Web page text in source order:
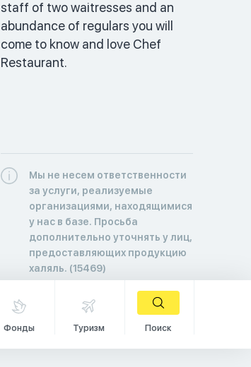
staff of two waitresses and an
abundance of regulars you will
come to know and love Chef
Restaurant.
Мы не несем ответственности
за услуги, реализуемые
организациями, находящимися
у нас в базе. Просьба
дополнительно уточнять у лиц,
предоставляющих продукцию
халяль. (15469)
Фонды Туризм Поиск